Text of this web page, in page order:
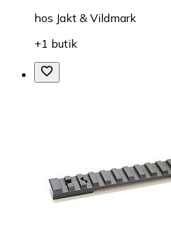
hos Jakt & Vildmark
+1 butik